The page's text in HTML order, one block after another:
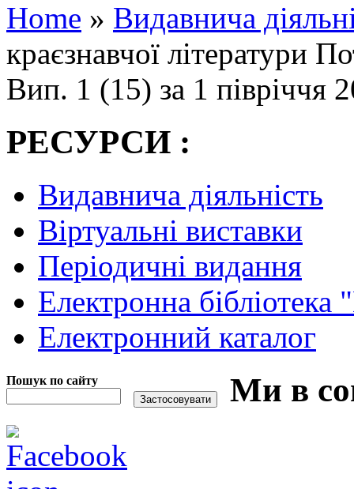
Home » Видавнича
краєзнавчої літератури
Вип. 1 (15) за 1 півріччя
РЕСУРСИ :
Видавнича діяльність
Віртуальні виставки
Періодичні видання
Електронна
Електронний каталог
Пошук по сайту Ми в